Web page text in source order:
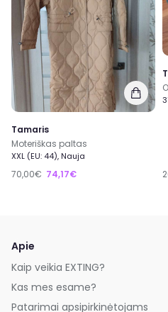
Tamaris
Moteriškas paltas
XXL (EU: 44), Nauja
70,00€ 74,17€
Apie
Kaip veikia EXTING?
Kas mes esame?
Patarimai apsipirkinėtojams